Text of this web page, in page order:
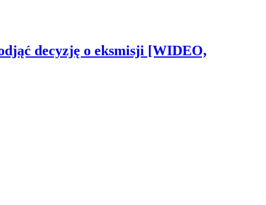
decyzję o eksmisji [WIDEO,